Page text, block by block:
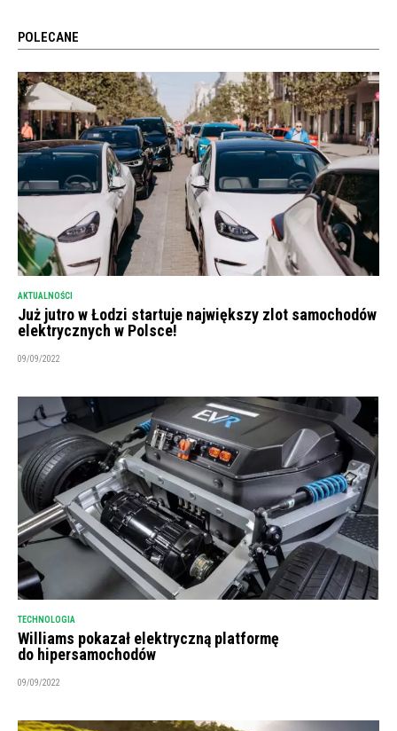
POLECANE
AKTUALNOŚCI
Już jutro w Łodzi startuje największy zlot samochodów
elektrycznych w Polsce!
09/09/2022
TECHNOLOGIA
Williams pokazał elektryczną platformę
do hipersamochodów
09/09/2022